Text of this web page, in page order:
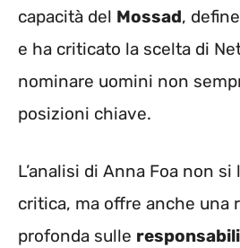
capacità del Mossad,
e ha criticato la scelta di
nominare uomini non
posizioni chiave.
L’analisi di Anna Foa non
critica, ma offre anche una
profonda sulle